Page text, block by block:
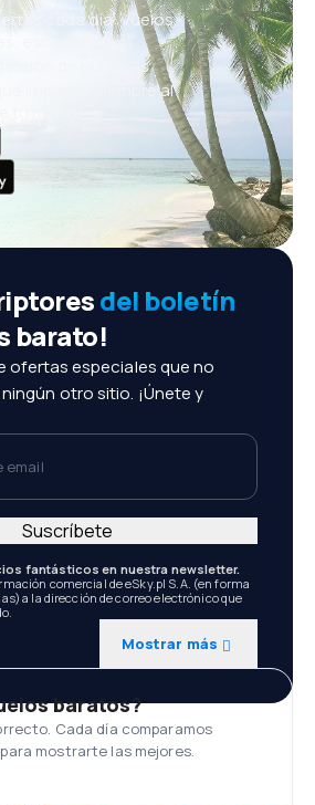
cada día: vuelos,
escapadas
de reservas
importa, siempre al
del boletín
barato!
ofertas especiales que no
otro sitio. ¡Únete y
fantásticos en nuestra newsletter.
comercial de eSky.pl S.A. (en forma
a la dirección de correo electrónico que
Mostrar más
Suscríbete
baratos?
Cada día comparamos
mostrarte las mejores.